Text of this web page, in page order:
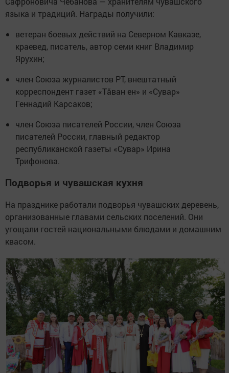
языка и традиций. Награды получили:
ветеран боевых действий на Северном Кавказе,
краевед, писатель, автор семи книг Владимир
Ярухин;
член Союза журналистов РТ, внештатный
корреспондент газет «Тăван ен» и «Сувар»
Геннадий Карсаков;
член Союза писателей России, член Союза
писателей России, главный редактор
республиканской газеты «Сувар» Ирина
Трифонова.
Подворья и чувашская кухня
На празднике работали подворья чувашских деревень,
организованные главами сельских поселений. Они
угощали гостей национальными блюдами и домашним
квасом.